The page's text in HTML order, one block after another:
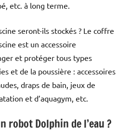
etc. à long terme.
seront-ils stockés ? Le coffre
est un accessoire
et protéger tous types
et de la poussière : accessoires
draps de bain, jeux de
et d’aquagym, etc.
robot Dolphin de l’eau ?